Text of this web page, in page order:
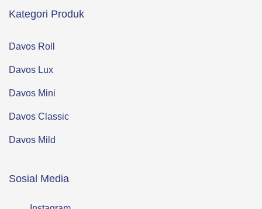
Kategori Produk
Davos Roll
Davos Lux
Davos Mini
Davos Classic
Davos Mild
Sosial Media